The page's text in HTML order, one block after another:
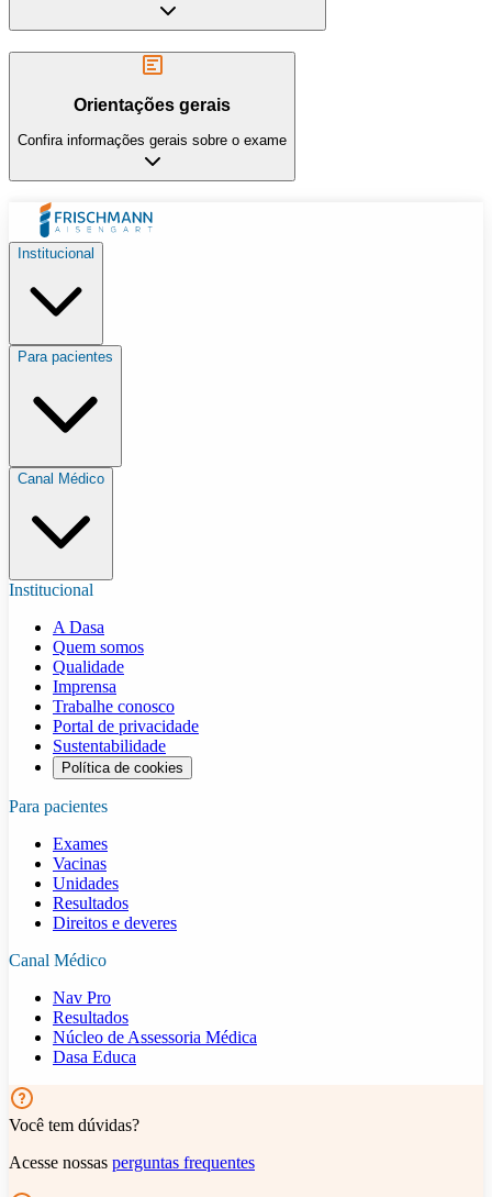
Orientações gerais
Confira informações gerais sobre o exame
Institucional
Para pacientes
Canal Médico
Institucional
A Dasa
Quem somos
Qualidade
Imprensa
Trabalhe conosco
Portal de privacidade
Sustentabilidade
Política de cookies
Para pacientes
Exames
Vacinas
Unidades
Resultados
Direitos e deveres
Canal Médico
Nav Pro
Resultados
Núcleo de Assessoria Médica
Dasa Educa
Você tem dúvidas?
Acesse nossas perguntas frequentes